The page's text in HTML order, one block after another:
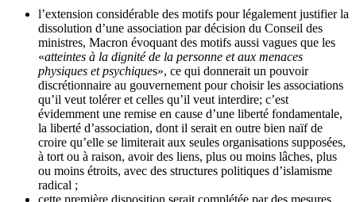
l’extension considérable des motifs pour légalement justifier la
dissolution d’une association par décision du Conseil des
ministres, Macron évoquant des motifs aussi vagues que les
«atteintes à la dignité de la personne et aux menaces
physiques et psychiques», ce qui donnerait un pouvoir
discrétionnaire au gouvernement pour choisir les associations
qu’il veut tolérer et celles qu’il veut interdire; c’est
évidemment une remise en cause d’une liberté fondamentale,
la liberté d’association, dont il serait en outre bien naïf de
croire qu’elle se limiterait aux seules organisations supposées,
à tort ou à raison, avoir des liens, plus ou moins lâches, plus
ou moins étroits, avec des structures politiques d’islamisme
radical ;
cette première disposition serait complétée par des mesures